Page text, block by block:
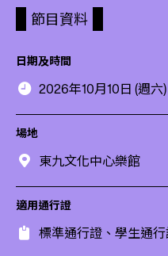
節目資料
日期及時間
2026年10月10日 (週六)
場地
東九文化中心樂館
適用通行證
標準通行證、學生通